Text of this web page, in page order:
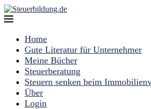
Home
Gute Literatur für Unternehmer
Meine Bücher
Steuerberatung
Steuern senken beim
Über
Login